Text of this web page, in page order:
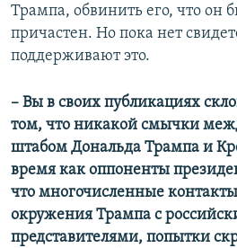
Трампа, обвинить его, что он
причастен. Но пока нет
поддерживают это.
– Вы в своих публикациях
том, что никакой смычки
штабом Дональда Трампа и
время как оппоненты
что многочисленные
окружения Трампа с
представителями, попытки